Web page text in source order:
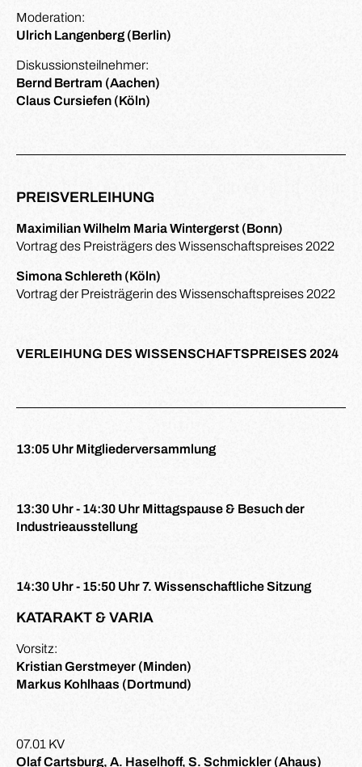
Moderation:
Ulrich Langenberg (Berlin)
Diskussionsteilnehmer:
Bernd Bertram (Aachen)
Claus Cursiefen (Köln)
PREISVERLEIHUNG
Maximilian Wilhelm Maria Wintergerst (Bonn)
Vortrag des Preisträgers des Wissenschaftspreises 2022
Simona Schlereth (Köln)
Vortrag der Preisträgerin des Wissenschaftspreises 2022
VERLEIHUNG DES WISSENSCHAFTSPREISES 2024
13:05 Uhr Mitgliederversammlung
13:30 Uhr - 14:30 Uhr Mittagspause & Besuch der
Industrieausstellung
14:30 Uhr - 15:50 Uhr 7. Wissenschaftliche Sitzung
KATARAKT & VARIA
Vorsitz:
Kristian Gerstmeyer (Minden)
Markus Kohlhaas (Dortmund)
07.01 KV
Olaf Cartsburg, A. Haselhoff, S. Schmickler (Ahaus)